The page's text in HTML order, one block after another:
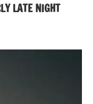
LATE NIGHT